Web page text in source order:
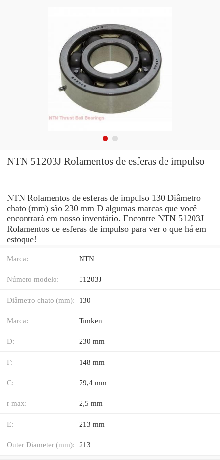
NTN 51203J Rolamentos de esferas de impulso
NTN Rolamentos de esferas de impulso 130 Diâmetro
chato (mm) são 230 mm D algumas marcas que você
encontrará em nosso inventário. Encontre NTN 51203J
Rolamentos de esferas de impulso para ver o que há em
estoque!
Marca: NTN
Número modelo: 51203J
Diâmetro chato (mm): 130
Marca: Timken
D: 230 mm
F: 148 mm
C: 79,4 mm
r max: 2,5 mm
E: 213 mm
Outer Diameter (mm): 213